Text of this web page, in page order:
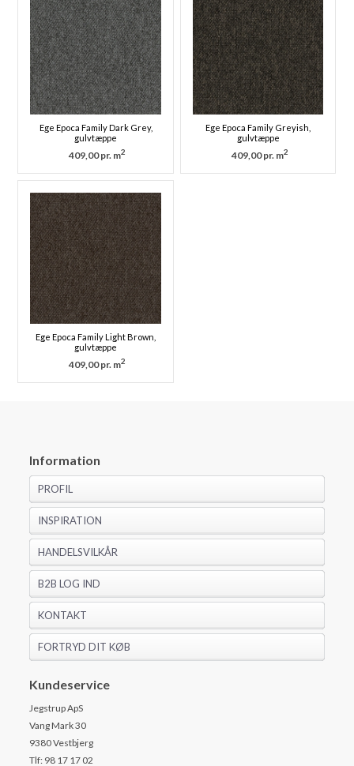
Ege Epoca Family Dark Grey,
gulvtæppe
409,00 pr. m2
Ege Epoca Family Greyish,
gulvtæppe
409,00 pr. m2
Ege Epoca Family Light Brown,
gulvtæppe
409,00 pr. m2
Information
PROFIL
INSPIRATION
HANDELSVILKÅR
B2B LOG IND
KONTAKT
FORTRYD DIT KØB
Kundeservice
Jegstrup ApS
Vang Mark 30
9380 Vestbjerg
Tlf: 98 17 17 02